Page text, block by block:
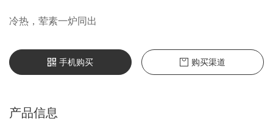
冷热，荤素一炉同出
手机购买 购买渠道
产品信息